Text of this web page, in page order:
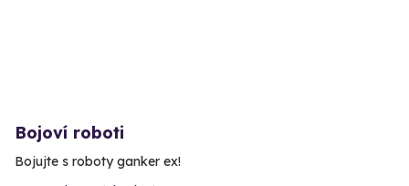
Bojoví roboti
Bojujte s roboty ganker ex!